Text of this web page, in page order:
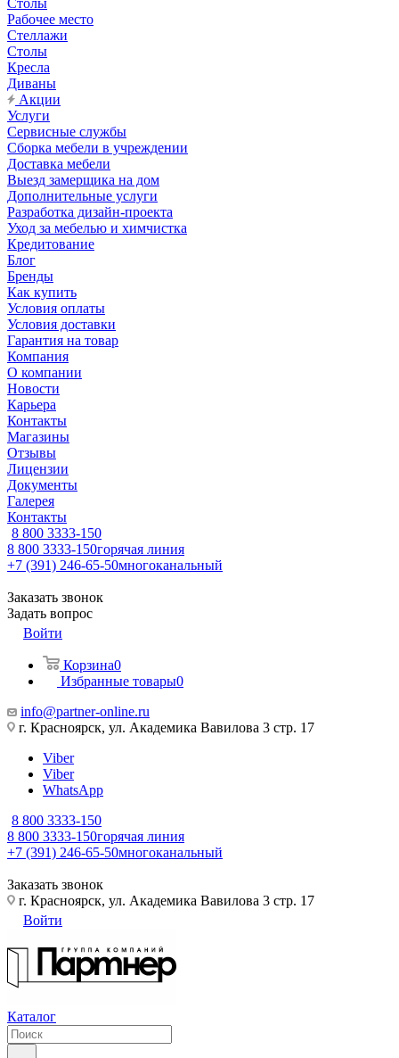
Столы
Рабочее место
Стеллажи
Столы
Кресла
Диваны
Акции
Услуги
Сервисные службы
Сборка мебели в учреждении
Доставка мебели
Выезд замерщика на дом
Дополнительные услуги
Разработка дизайн-проекта
Уход за мебелью и химчистка
Кредитование
Блог
Бренды
Как купить
Условия оплаты
Условия доставки
Гарантия на товар
Компания
О компании
Новости
Карьера
Контакты
Магазины
Отзывы
Лицензии
Документы
Галерея
Контакты
8 800 3333-150
8 800 3333-150горячая линия
+7 (391) 246-65-50многоканальный
Заказать звонок
Задать вопрос
Войти
Корзина0
Избранные товары0
info@partner-online.ru
г. Красноярск, ул. Академика Вавилова 3 стр. 17
Viber
Viber
WhatsApp
8 800 3333-150
8 800 3333-150горячая линия
+7 (391) 246-65-50многоканальный
Заказать звонок
г. Красноярск, ул. Академика Вавилова 3 стр. 17
Войти
Каталог